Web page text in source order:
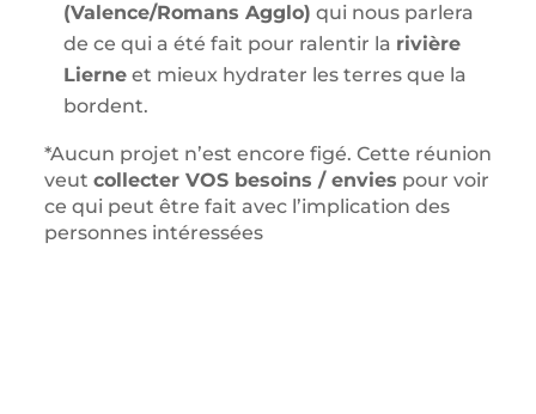
(Valence/Romans Agglo) qui nous parlera
de ce qui a été fait pour ralentir la rivière
Lierneet mieux hydrater les terres que la
bordent.
*Aucun projet n’est encore figé. Cette réunion
veut collecter VOS besoins / envies pour voir
ce qui peut être fait avec l’implication des
personnes intéressées